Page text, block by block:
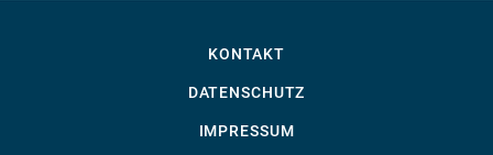
26.08.2026 18:00
KONTAKT
DATENSCHUTZ
IMPRESSUM